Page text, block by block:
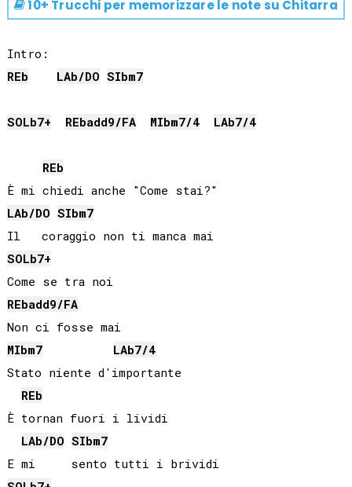
10+ Trucchi per memorizzare le note su Chitarra
REb
LAb/DO SIbm7
SOLb7+ REbadd9/FA MIbm7/4 LAb7/4
REb
LAb/DO SIbm7
SOLb7+
REbadd9/FA
MIbm7 LAb7/4
Stato niente d'importante
REb
È tornan fuori i lividi
LAb/DO SIbm7